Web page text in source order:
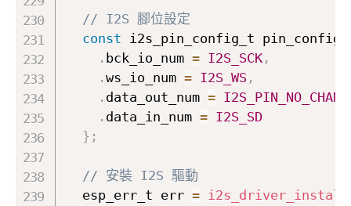
// I2S 腳位設定
const i2s_pin_config_t pin_config
. bck_io_num = I2S_SCK,
. ws_io_num = I2S_WS ,
. data_out_num =
. data_in_num = I2S_SD
} ;
// 安裝 I2S 驅動
  esp_err_t err
= i2s_driver_install